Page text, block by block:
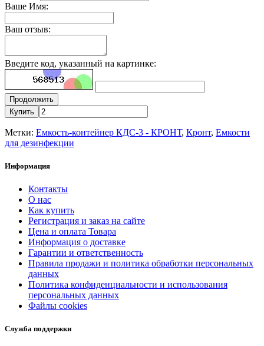
Ваше Имя:
Ваш отзыв:
Введите код, указанный на картинке:
Продолжить
Купить
Метки: Емкость-контейнер КДС-3 - КРОНТ, Кронт, Емкости
для дезинфекции
Информация
Контакты
О нас
Как купить
Регистрация и заказ на сайте
Цена и оплата Товара
Информация о доставке
Гарантии и ответственность
Правила продажи и политика обработки персональных
данных
Политика конфиденциальности и использования
персональных данных
Файлы cookies
Служба поддержки